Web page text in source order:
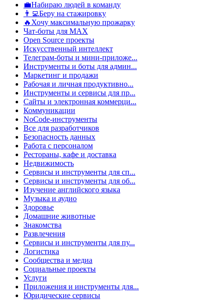
💼Набираю людей в команду
👨‍💻Беру на стажировку
🔥Хочу максимальную прожарку
Чат-боты для MAX
Open Source проекты
Искусственный интеллект
Телеграм-боты и мини-приложе...
Инструменты и боты для админ...
Маркетинг и продажи
Рабочая и личная продуктивно...
Инструменты и сервисы для пр...
Сайты и электронная коммерци...
Коммуникации
NoCode-инструменты
Все для разработчиков
Безопасность данных
Работа с персоналом
Рестораны, кафе и доставка
Недвижимость
Сервисы и инструменты для сп...
Сервисы и инструменты для об...
Изучение английского языка
Музыка и аудио
Здоровье
Домашние животные
Знакомства
Развлечения
Сервисы и инструменты для пу...
Логистика
Сообщества и медиа
Социальные проекты
Услуги
Приложения и инструменты для...
Юридические сервисы